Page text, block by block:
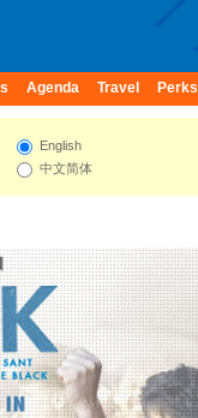
Agenda Travel Perks
English
中文简体